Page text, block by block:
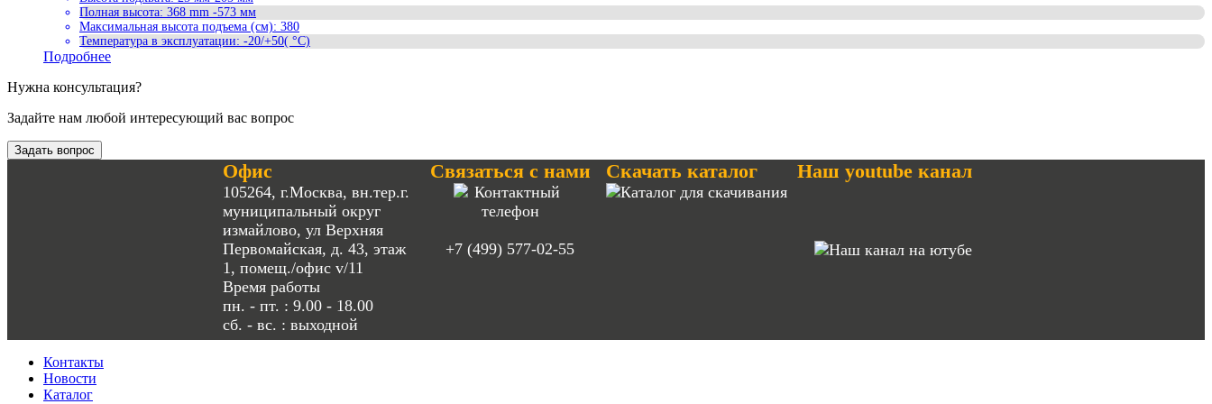
Полная высота: 368 mm -573 мм
Максимальная высота подъема (см): 380
Температура в эксплуатации: -20/+50( °C)
Подробнее
Нужна консультация?
Задайте нам любой интересующий вас вопрос
Задать вопрос
Офис
105264, г.Москва, вн.тер.г.
муниципальный округ
измайлово, ул Верхняя
Первомайская, д. 43, этаж
1, помещ./офис v/11
Время работы
пн. - пт. : 9.00 - 18.00
сб. - вс. : выходной
Связаться с нами
+7 (499) 577-02-55
Скачать каталог Наш youtube канал
Контакты
Новости
Каталог